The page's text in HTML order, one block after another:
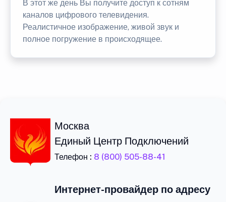
В этот же день Вы получите доступ к сотням
каналов цифрового телевидения.
Реалистичное изображение, живой звук и
полное погружение в происходящее.
Москва
Единый Центр Подключений
Телефон : 8 (800) 505-88-41
Интернет-провайдер по адресу